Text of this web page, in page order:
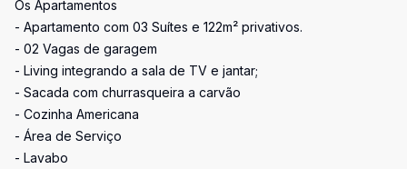
Os Apartamentos
- Apartamento com 03 Suítes e 122m² privativos.
- 02 Vagas de garagem
- Living integrando a sala de TV e jantar;
- Sacada com churrasqueira a carvão
- Cozinha Americana
- Área de Serviço
- Lavabo